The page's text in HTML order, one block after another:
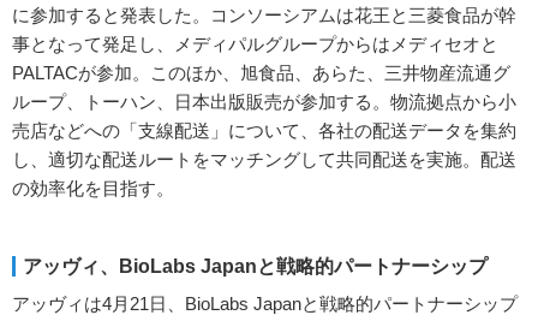
に参加すると発表した。コンソーシアムは花王と三菱食品が幹
事となって発足し、メディパルグループからはメディセオと
PALTACが参加。このほか、旭食品、あらた、三井物産流通グ
ループ、トーハン、日本出版販売が参加する。物流拠点から小
売店などへの「支線配送」について、各社の配送データを集約
し、適切な配送ルートをマッチングして共同配送を実施。配送
の効率化を目指す。
アッヴィ、BioLabs Japanと戦略的パートナーシップ
アッヴィは4月21日、BioLabs Japanと戦略的パートナーシップ